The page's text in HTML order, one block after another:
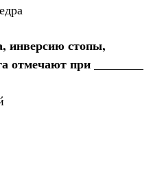
инверсию стопы,
при ________